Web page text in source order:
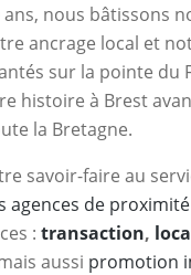
nous bâtissons
ancrage local et
sur la pointe du
histoire à Brest
la Bretagne.
savoir-faire au
agences de proximité
: transaction,
aussi promotion